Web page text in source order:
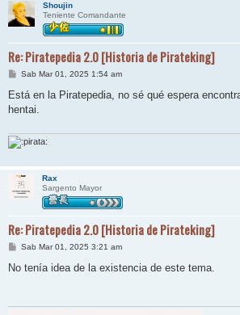
Shoujin
Teniente Comandante
Re: Piratepedia 2.0 [Historia de Pirateking]
M
n
a
Sab Mar 01, 2025 1:54 am
Está en la Piratepedia, no sé qué espera
hentai.
Rax
Sargento Mayor
Re: Piratepedia 2.0 [Historia de Pirateking]
M
n
Sab Mar 01, 2025 3:21 am
No tenía idea de la existencia de este tema.